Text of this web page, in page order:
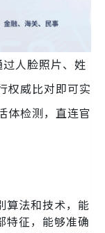
人脸照片、姓
权威比对即可实
体检测，直连官
算法和技术，能
特征，能够准确